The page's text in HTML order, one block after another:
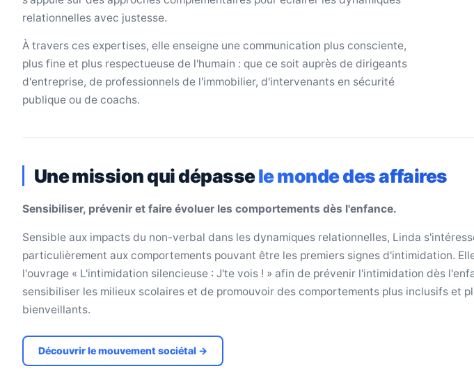
relationnelles avec justesse.
À travers ces expertises, elle enseigne une communication plus consciente,
plus fine et plus respectueuse de l'humain : que ce soit auprès de dirigeants
d'entreprise, de professionnels de l'immobilier, d'intervenants en sécurité
publique ou de coachs.
Une mission qui dépassele monde des affaires
Sensibiliser, prévenir et faire évoluer les comportements dès l'enfance.
Sensible aux impacts du non-verbal dans les dynamiques relationnelles, Linda
particulièrement aux comportements pouvant être les premiers signes d'intimidation.
l'ouvrage « L'intimidation silencieuse : J'te vois ! » afin de prévenir l'intimidation dès
sensibiliser les milieux scolaires et de promouvoir des comportements plus inclusifs et
bienveillants.
Découvrir le mouvement sociétal →